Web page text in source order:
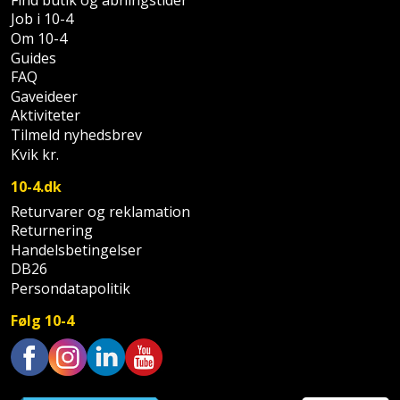
Sternbeklædning
Tag
og
tagplader
Terrassebrædder
Terrasseopklodsning
Tråd
til
byggeri
Træ
Vinduer
Palleløfter
Polsøger
Profilsaks
Reb
og
snor
Renseservietter
og
wipes
Sækkelukker
Saks
Industristøvsuger
Kantfræser
Kantlimer
Kantlimertilbehør
Kap-
og
geringssav
Kerneboremaskine
Klammepistol
Klippeværktøj
Kombokit
Højbede
Højtaler
Hylder
Jagt
og
fritid
Jul
Kaffe
Klæbesøm
Køkkenudstyr
Job i 10-4
Om 10-4
Guides
FAQ
Gaveideer
Aktiviteter
Tilmeld nyhedsbrev
Kvik kr.
10-4.dk
Returvarer og reklamation
Returnering
Handelsbetingelser
DB26
Persondatapolitik
Følg 10-4